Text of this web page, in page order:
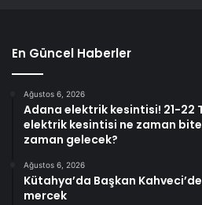
En Güncel Haberler
Ağustos 6, 2026
Adana elektrik kesintisi! 21-22
elektrik kesintisi ne zaman
zaman gelecek?
Ağustos 6, 2026
Kütahya’da Başkan
mercek